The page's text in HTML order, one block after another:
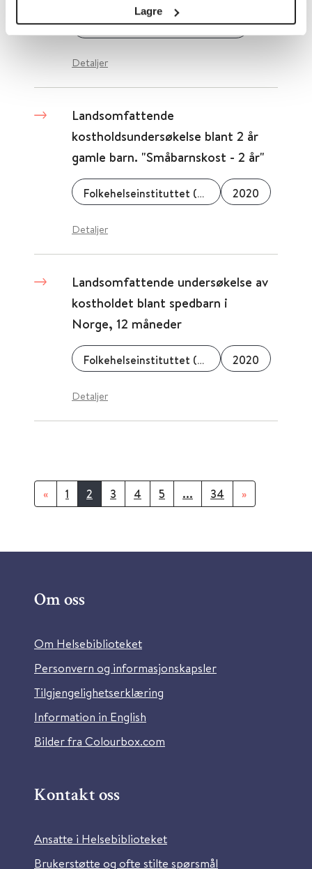
Lagre
Norsk Sykepleierforbund (NSF)
Detaljer
Landsomfattende
kostholdsundersøkelse blant 2 år
gamle barn. "Småbarnskost - 2 år"
Folkehelseinstituttet (FHI) 2020
Detaljer
Landsomfattende undersøkelse av
kostholdet blant spedbarn i
Norge, 12 måneder
Folkehelseinstituttet (FHI) 2020
Detaljer
« 1 2 3 4 5 ... 34 »
Om oss
Om Helsebiblioteket
Personvern og informasjonskapsler
Tilgjengelighetserklæring
Information in English
Bilder fra Colourbox.com
Kontakt oss
Ansatte i Helsebiblioteket
Brukerstøtte og ofte stilte spørsmål